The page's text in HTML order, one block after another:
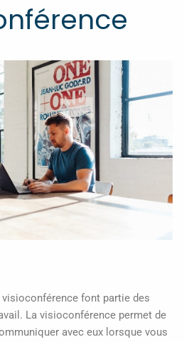
visioconférence font partie des
La visioconférence permet de
avec eux lorsque vous